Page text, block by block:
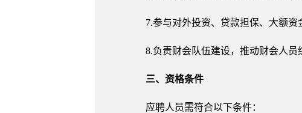
7.参与对外投资、贷款担保、大额
8.负责财会队伍建设，推动财会人员
三、资格条件
应聘人员需符合以下条件：